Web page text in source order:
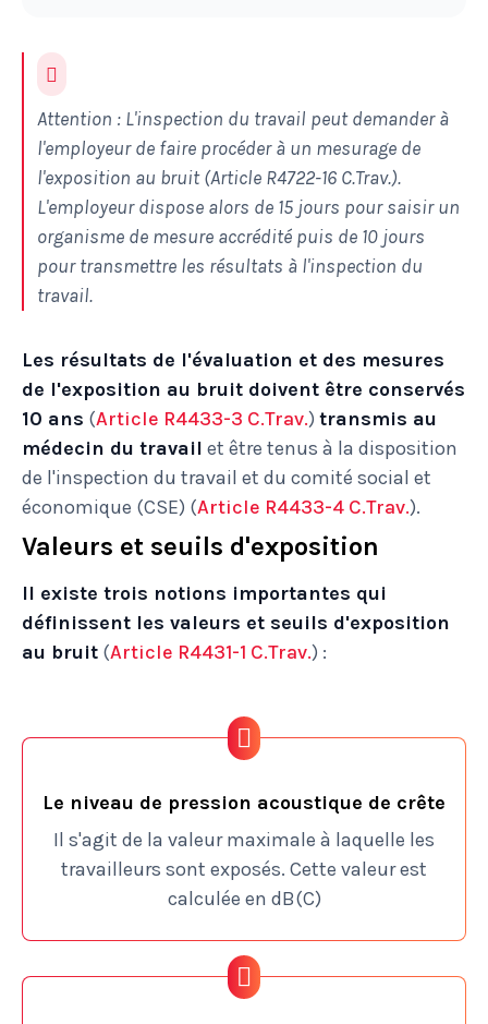
Attention : L'inspection du travail peut demander à
l'employeur de faire procéder à un mesurage de
l'exposition au bruit (Article R4722-16 C.Trav.).
L'employeur dispose alors de 15 jours pour saisir un
organisme de mesure accrédité puis de 10 jours
pour transmettre les résultats à l'inspection du
travail.
Les résultats de l'évaluation et des mesures
de l'exposition au bruit doivent être conservés
10 ans (Article R4433-3 C.Trav.) transmis au
médecin du travail et être tenus à la disposition
de l'inspection du travail et du comité social et
économique (CSE) (Article R4433-4 C.Trav.).
Valeurs et seuils d'exposition
Il existe trois notions importantes qui
définissent les valeurs et seuils d'exposition
au bruit (Article R4431-1 C.Trav.) :
Le niveau de pression acoustique de crête
Il s'agit de la valeur maximale à laquelle les
travailleurs sont exposés. Cette valeur est
calculée en dB(C)